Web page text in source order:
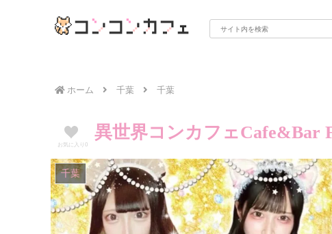
ホーム 千葉 千葉
お気に入り 0
異世界コンカフェCafe&Bar
千葉